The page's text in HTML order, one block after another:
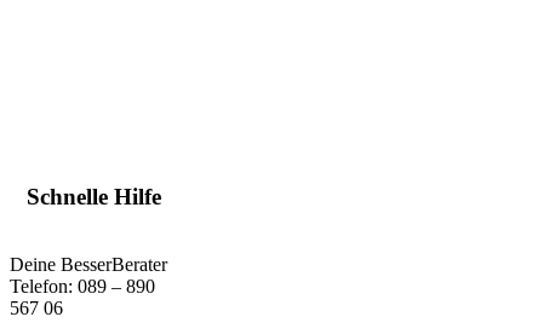
Schnelle Hilfe
Deine BesserBerater
Telefon: 089 – 890
567 06